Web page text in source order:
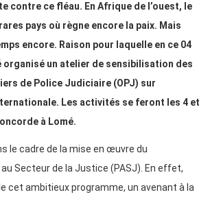
contre ce fléau. En Afrique de l’ouest, le
pays où règne encore la paix. Mais
encore. Raison pour laquelle en ce 04
organisé un atelier de sensibilisation des
de Police Judiciaire (OPJ) sur
Les activités se feront les 4 et
à Lomé.
le cadre de la mise en œuvre du
au Secteur de la Justice (PASJ). En effet,
cet ambitieux programme, un avenant à la